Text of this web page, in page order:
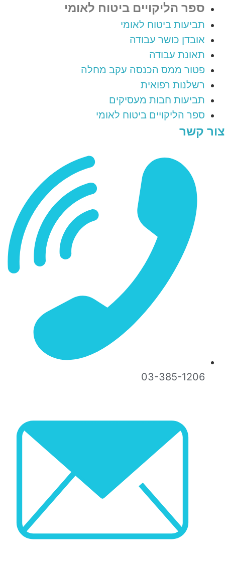
ספר הליקויים ביטוח לאומי
תביעות ביטוח לאומי
אובדן כושר עבודה
תאונת עבודה
פטור ממס הכנסה עקב מחלה
רשלנות רפואית
תביעות חבות מעסיקים
ספר הליקויים ביטוח לאומי
צור קשר
03-385-1206